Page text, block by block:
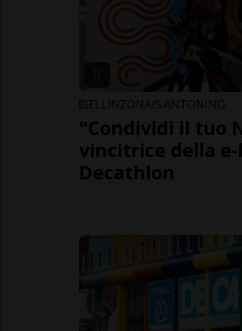
BELLINZONA/S.ANTONINO
“Condividi il tuo
vincitrice della
Decathlon